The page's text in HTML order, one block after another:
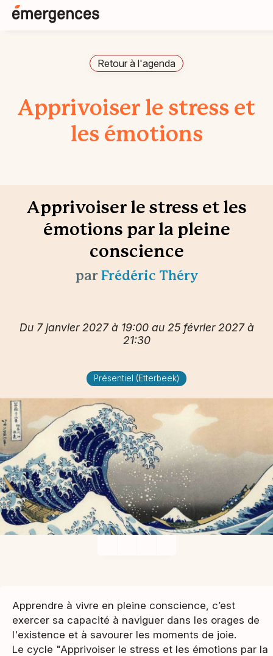
Retour à l'agenda
Apprivoiser le stress et
les émotions
Apprivoiser le stress et les
émotions par la pleine
conscience
par Frédéric Théry
Du 7 janvier 2027 à 19:00 au 25 février 2027 à
21:30
Présentiel (Etterbeek)
Apprendre à vivre en pleine conscience, c’est
exercer sa capacité à naviguer dans les orages de
l'existence et à savourer les moments de joie.
Le cycle "Apprivoiser le stress et les émotions par la